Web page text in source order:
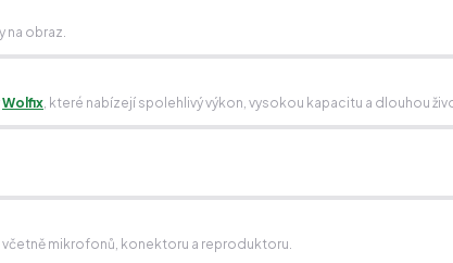
na obraz.
Wolfix, které nabízejí spolehlivý výkon, vysokou kapacitu a dlouhou
včetně mikrofonů, konektoru a reproduktoru.